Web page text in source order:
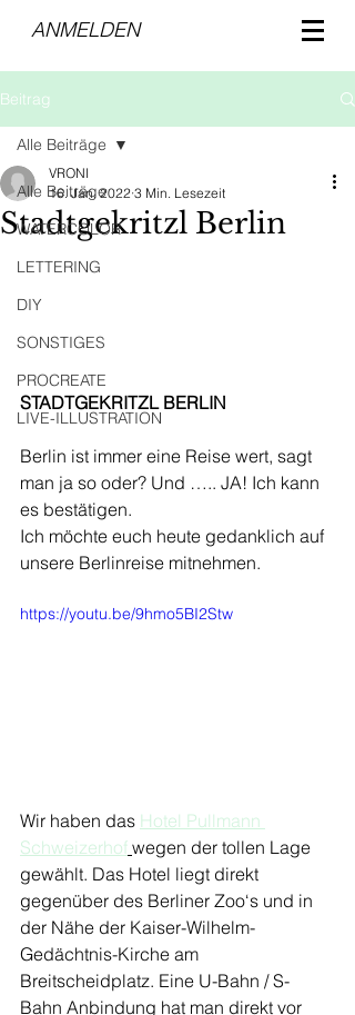
ANMELDEN
Beitrag
Alle Beiträge
WATERCOLOR
LETTERING
DIY
SONSTIGES
PROCREATE
LIVE-ILLUSTRATION
Alle Beiträge
Stadtgekritzl Berlin
VRONI
16. Jan. 2022 3 Min. Lesezeit
STADTGEKRITZL BERLIN
Berlin ist immer eine Reise wert, sagt
man ja so oder? Und ….. JA! Ich kann
es bestätigen.
Ich möchte euch heute gedanklich auf
unsere Berlinreise mitnehmen.
https://youtu.be/9hmo5BI2Stw
Wir haben das Hotel Pullmann
Schweizerhof wegen der tollen Lage
gewählt. Das Hotel liegt direkt
gegenüber des Berliner Zoo‘s und in
der Nähe der Kaiser-Wilhelm-
Gedächtnis-Kirche am
Breitscheidplatz. Eine U-Bahn / S-
Bahn Anbindung hat man direkt vor